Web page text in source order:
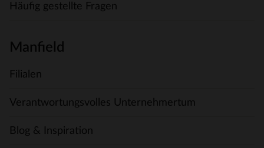
Häufig gestellte Fragen
Manfield
Filialen
Verantwortungsvolles Unternehmertum
Blog & Inspiration